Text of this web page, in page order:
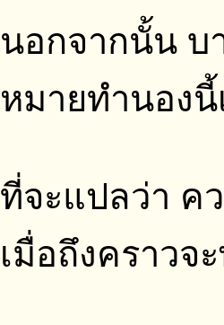
นอกจากนั้น บ
หมายทำนองนี้
ที่จะแปลว่า ค
เมื่อถึงคราวจ